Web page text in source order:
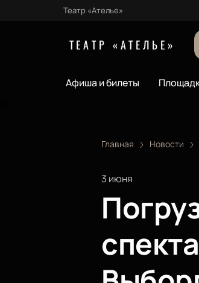
Театр «Ателье»
ТЕАТР «АТЕЛЬЕ»
Афиша и билеты
Главная Новости
3 июня